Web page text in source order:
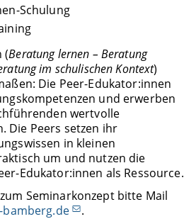
Schulung
(Beratung lernen – Beratung
im schulischen Kontext)
Die Peer-Edukator:innen
und erwerben
wertvolle
Die Peers setzen ihr
in kleinen
um und nutzen die
Edukator:innen als Ressource.
Seminarkonzept bitte Mail
bamberg.de .